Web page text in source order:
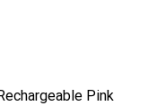
Pink